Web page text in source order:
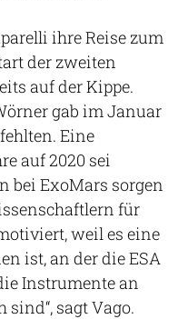
ihre Reise zum
der zweiten
auf der Kippe.
gab im Januar
Eine
auf 2020 sei
bei ExoMars sorgen
für
weil es eine
ist, an der die ESA
Instrumente an
sind“, sagt Vago.